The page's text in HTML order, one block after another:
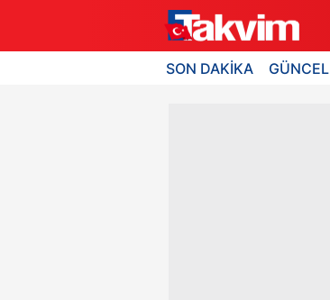
SON DAKİKA GÜNCEL